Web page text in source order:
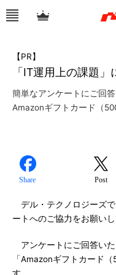
「IT運用上の課題
【PR】
簡単なアンケートにご回
Amazonギフトカード（
Share Post
デル・テクノロジーズ
ートへのご協力をお願いし
アンケートにご回答い
「Amazonギフトカード